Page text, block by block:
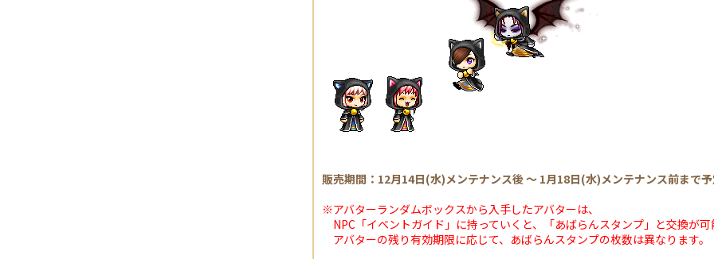
販売期間：12月14日(水)メンテナンス後 ～ 1月18日(水)メンテナンス前まで
※アバターランダムボックスから入手したアバターは、
NPC「イベントガイド」に持っていくと、「あばらんスタンプ」と交換が可
アバターの残り有効期限に応じて、あばらんスタンプの枚数は異なります。